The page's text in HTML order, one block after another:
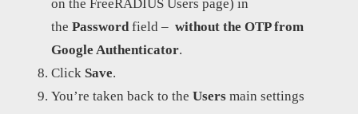
on the FreeRADIUS Users page) in
the Password field – without the OTP from
Google Authenticator.
Click Save.
You’re taken back to the Users main settings